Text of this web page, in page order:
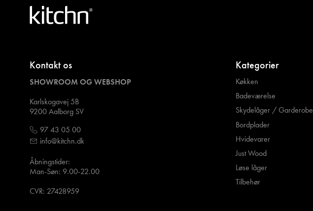
Kontakt os
SHOWROOM OG WEBSHOP
Karlskogavej 5B
9200 Aalborg SV
97 43 05 00
info@kitchn.dk
Åbningstider:
Man-Søn: 9.00-22.00
CVR: 27428959
Kategorier
Køkken
Badeværelse
Skydelåger / Garderobe
Bordplader
Hvidevarer
Just Wood
Løse låger
Tilbehør